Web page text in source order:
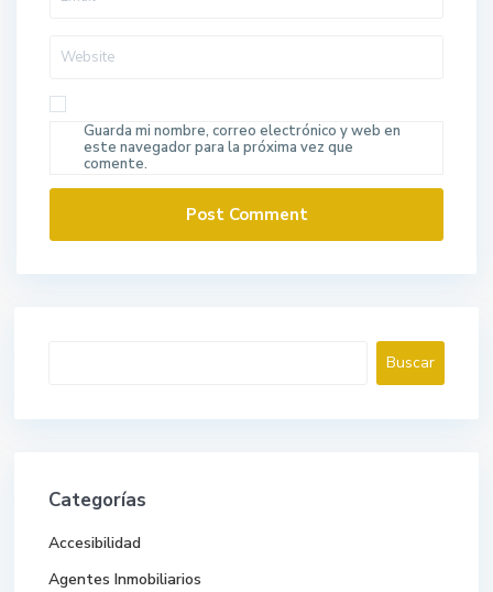
Guarda mi nombre, correo electrónico y web en
este navegador para la próxima vez que
comente.
Buscar
Categorías
Accesibilidad
Agentes Inmobiliarios